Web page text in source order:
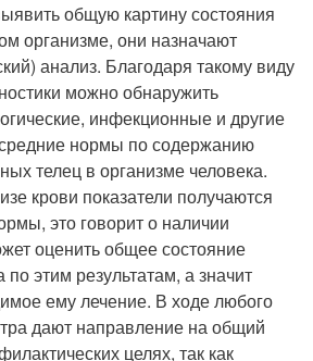
общую картину состояния
организме, они назначают
анализ. Благодаря такому виду
можно обнаружить
инфекционные и другие
нормы по содержанию
телец в организме человека.
крови показатели получаются
это говорит о наличии
оценить общее состояние
по этим результатам, а значит
ему лечение. В ходе любого
дают направление на общий
целях, так как